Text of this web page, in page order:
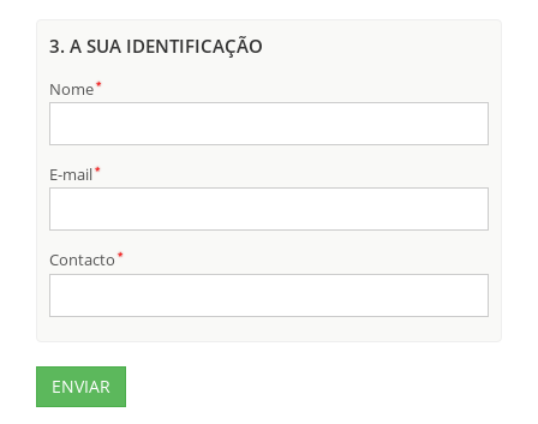
3. A SUA IDENTIFICAÇÃO
Nome
E-mail
Contacto
ENVIAR